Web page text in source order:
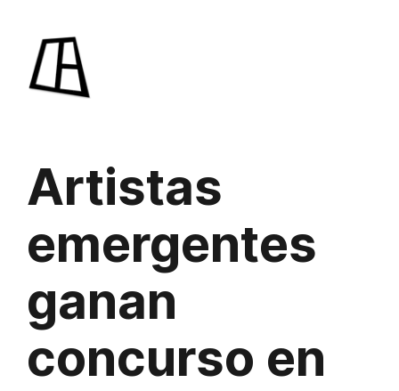
contenido
Artistas
emergentes
ganan
concurso en